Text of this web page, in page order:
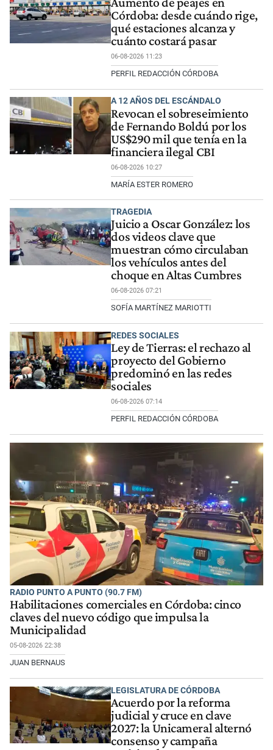
Córdoba: desde cuándo rige,
qué estaciones alcanza y
cuánto costará pasar
06-08-2026 11:23
PERFIL REDACCIÓN CÓRDOBA
A 12 AÑOS DEL ESCÁNDALO
Revocan el sobreseimiento
de Fernando Boldú por los
US$290 mil que tenía en la
financiera ilegal CBI
06-08-2026 10:27
MARÍA ESTER ROMERO
TRAGEDIA
Juicio a Oscar González: los
dos videos clave que
muestran cómo circulaban
los vehículos antes del
choque en Altas Cumbres
06-08-2026 07:21
SOFÍA MARTÍNEZ MARIOTTI
REDES SOCIALES
Ley de Tierras: el rechazo al
proyecto del Gobierno
predominó en las redes
sociales
06-08-2026 07:14
PERFIL REDACCIÓN CÓRDOBA
RADIO PUNTO A PUNTO (90.7 FM)
Habilitaciones comerciales en Córdoba: cinco
claves del nuevo código que impulsa la
Municipalidad
05-08-2026 22:38
JUAN BERNAUS
LEGISLATURA DE CÓRDOBA
Acuerdo por la reforma
judicial y cruce en clave
2027: la Unicameral alternó
consenso y campaña